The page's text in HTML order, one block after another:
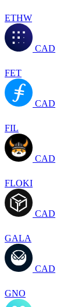
ETHW
CAD
FET
CAD
FIL
CAD
FLOKI
CAD
GALA
CAD
GNO